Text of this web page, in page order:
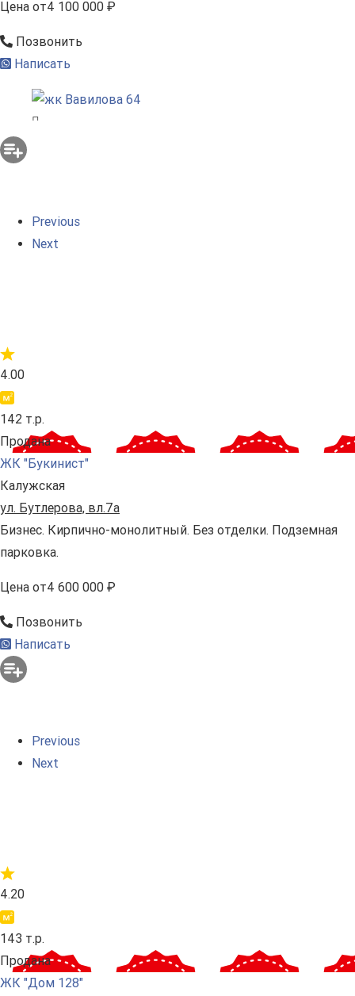
Цена от4 100 000 ₽
Позвонить
Написать
Previous
Next
4.00
142 т.р.
Продана
ЖК "Букинист"
Калужская
ул. Бутлерова, вл.7а
Бизнес. Кирпично-монолитный. Без отделки. Подземная
парковка.
Цена от4 600 000 ₽
Позвонить
Написать
Previous
Next
4.20
143 т.р.
Продана
ЖК "Дом 128"